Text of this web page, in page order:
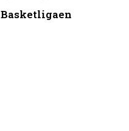
Basketligaen